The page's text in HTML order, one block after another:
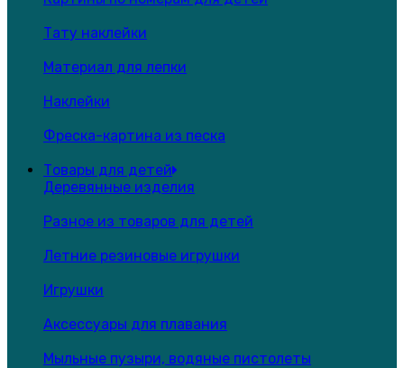
Тату наклейки
Материал для лепки
Наклейки
Фреска-картина из песка
Товары для детей
Деревянные изделия
Разное из товаров для детей
Летние резиновые игрушки
Игрушки
Аксессуары для плавания
Мыльные пузыри, водяные пистолеты